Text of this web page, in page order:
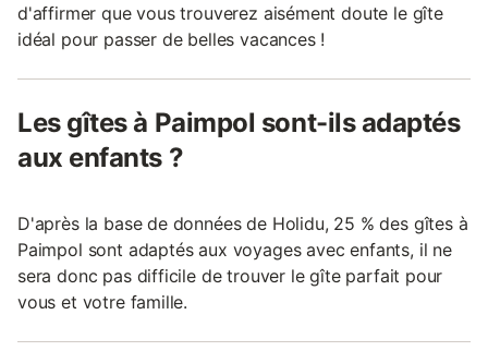
d'affirmer que vous trouverez aisément doute le gîte
idéal pour passer de belles vacances !
Les gîtes à Paimpol sont-ils adaptés
aux enfants ?
D'après la base de données de Holidu, 25 % des gîtes à
Paimpol sont adaptés aux voyages avec enfants, il ne
sera donc pas difficile de trouver le gîte parfait pour
vous et votre famille.